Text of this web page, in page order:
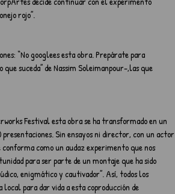
rojo”.
“No googlees esta obra. Prepárate para
suceda” de Nassim Soleimanpour-,las que
Festival esta obra se ha transformado en un
Sin ensayos ni director, con un actor
como un audaz experimento que nos
para ser parte de un montaje que ha sido
enigmático y cautivador”. Así, todos los
para dar vida a esta coproducción de